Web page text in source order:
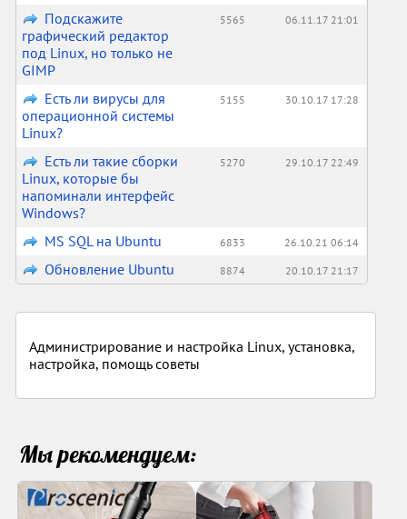
Подскажите
графический редактор
под Linux, но только не
GIMP
5565 06.11.17 21:01
Есть ли вирусы для
операционной системы
Linux?
5155 30.10.17 17:28
Есть ли такие сборки
Linux, которые бы
напоминали интерфейс
Windows?
5270 29.10.17 22:49
MS SQL на Ubuntu 6833 26.10.21 06:14
Обновление Ubuntu 8874 20.10.17 21:17
Администрирование и настройка Linux, установка,
настройка, помощь советы
Мы рекомендуем: